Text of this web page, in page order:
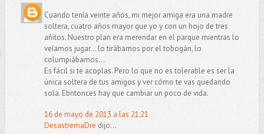
Cuando tenía veinte años, mi mejor amiga era una madre
soltera, cuatro años mayor que yo y con un hojo de tres
añitos. Nuestro plan era merendar en el parque mientras lo
veíamos jugar... lo tirábamos por el tobogán, lo
columpiábamos...
Es fácil si te acoplas. Pero lo que no es tolerable es ser la
única soltera de tus amigos y ver cómo te vas quedando
sola. Ebntonces hay que cambiar un poco de vida.
16 de mayo de 2013 a las 21:21
DesastremaDre dijo...